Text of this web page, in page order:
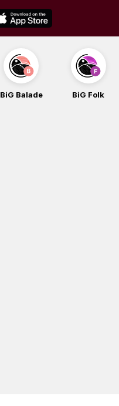
BiG Balade BiG Folk